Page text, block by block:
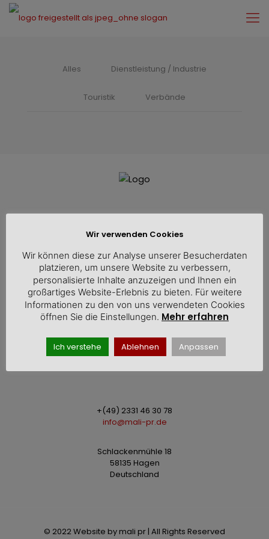
Alles Dienstleistung / Industrie
Touristik Verbände
Montag - Freitag
00 00
+(49) 2331 46 30 78
info@mali-pr.de
Schlackenmühle 18
58135 Hagen
Deutschland
© 2022 Website by mali pr | All Rights Reserved
Wir verwenden Cookies
Wir können diese zur Analyse unserer Besucherdaten
platzieren, um unsere Website zu verbessern,
personalisierte Inhalte anzuzeigen und Ihnen ein
großartiges Website-Erlebnis zu bieten. Für weitere
Informationen zu den von uns verwendeten Cookies
öffnen Sie die Einstellungen. Mehr erfahren
Ich verstehe Ablehnen Anpassen